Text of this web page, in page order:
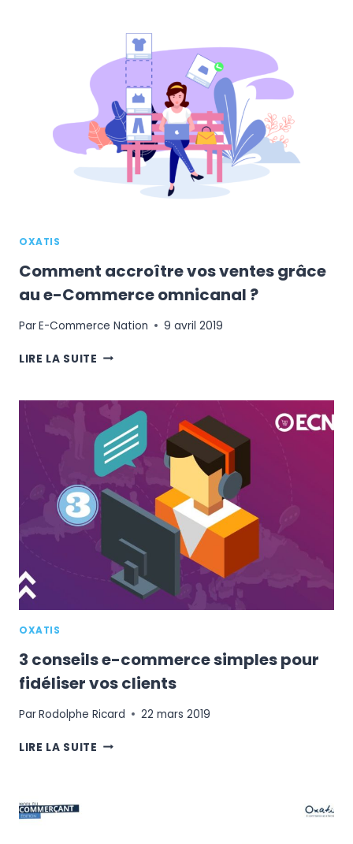
POSER
RÉUSSIR
L’INTÉGRATION
DE
VOTRE
SITE
À
VOTRE
GESCOM
OXATIS
Comment accroître vos ventes grâce
au e-Commerce omnicanal ?
ParE-Commerce Nation 9 avril 2019
LIRE LA SUITE COMMENT
VENTES
GRÂCE
AU
E-
COMMERCE
OMNICANAL
?
OXATIS
3 conseils e-commerce simples pour
fidéliser vos clients
ParRodolphe Ricard 22 mars 2019
LIRE LA SUITE 3